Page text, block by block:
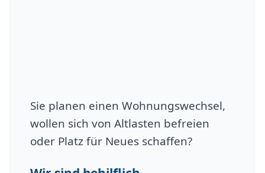
Sie planen einen Wohnungswechsel,
wollen sich von Altlasten befreien
oder Platz für Neues schaffen?